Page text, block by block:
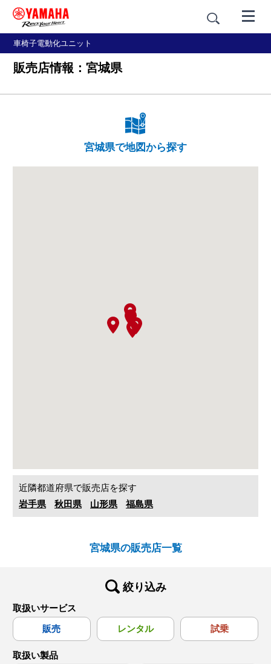
車椅子電動化ユニット
販売店情報：宮城県
宮城県で地図から探す
近隣都道府県で販売店を探す
岩手県
秋田県 山形県 福島県
宮城県の販売店一覧
絞り込み
取扱いサービス
販売
レンタル 試乗
取扱い製品